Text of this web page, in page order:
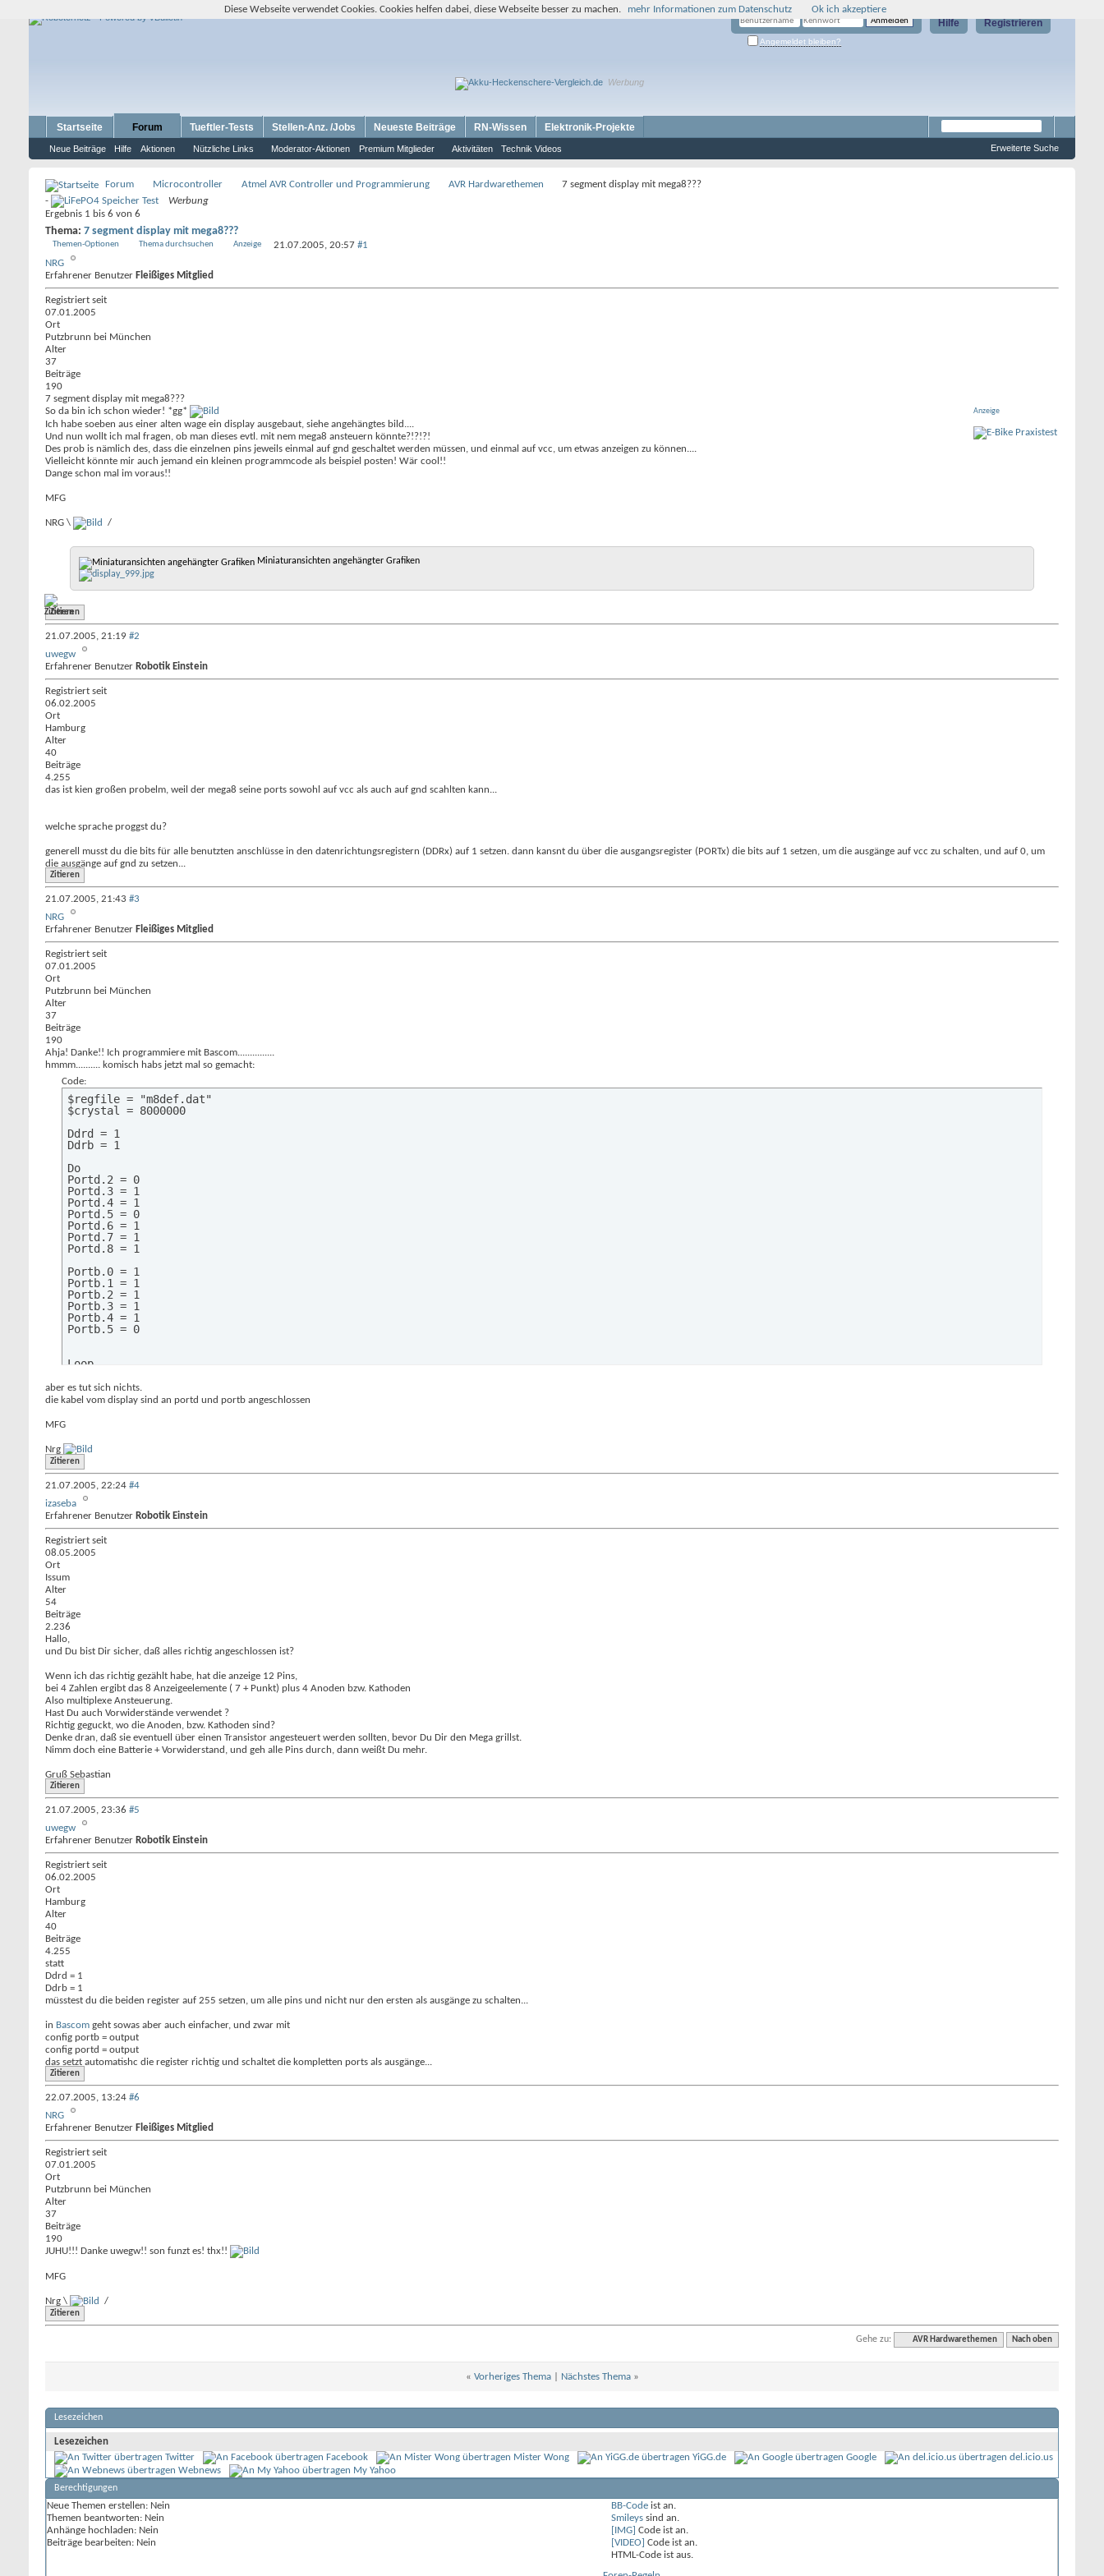
Registrieren
Hilfe
Angemeldet bleiben?
Werbung
Startseite Forum
Neue Beiträge Hilfe Aktionen Nützliche Links Moderator-Aktionen Premium Mitglieder Aktivitäten Technik Videos
Tueftler-Tests Stellen-Anz. /Jobs Neueste Beiträge RN-Wissen Elektronik-Projekte
Erweiterte Suche
Forum Microcontroller Atmel AVR Controller und Programmierung AVR Hardwarethemen
7 segment display mit mega8???
-
Werbung
Ergebnis 1 bis 6 von 6
Thema: 7 segment display mit mega8???
Themen-Optionen Thema durchsuchen Anzeige 21.07.2005, 20:57 #1
NRG
Erfahrener Benutzer Fleißiges Mitglied
Registriert seit
07.01.2005
Ort
Putzbrunn bei München
Alter
37
Beiträge
190
7 segment display mit mega8???
Anzeige
So da bin ich schon wieder! *gg*
Ich habe soeben aus einer alten wage ein display ausgebaut, siehe angehängtes bild....
Und nun wollt ich mal fragen, ob man dieses evtl. mit nem mega8 ansteuern könnte?!?!?!
Des prob is nämlich des, dass die einzelnen pins jeweils einmal auf gnd geschaltet werden müssen, und einmal auf vcc, um etwas anzeigen zu können....
Vielleicht könnte mir auch jemand ein kleinen programmcode als beispiel posten! Wär cool!!
Dange schon mal im voraus!!
MFG
NRG \ /
Miniaturansichten angehängter Grafiken
Zitieren
21.07.2005, 21:19 #2
uwegw
Erfahrener Benutzer Robotik Einstein
Registriert seit
06.02.2005
Ort
Hamburg
Alter
40
Beiträge
4.255
das ist kien großen probelm, weil der mega8 seine ports sowohl auf vcc als auch auf gnd scahlten kann...
welche sprache proggst du?
generell musst du die bits für alle benutzten anschlüsse in den datenrichtungsregistern (DDRx) auf 1 setzen. dann kansnt du über die ausgangsregister (PORTx) die bits auf 1 setzen, um die ausgänge auf vcc zu schalten, und auf 0, um
die ausgänge auf gnd zu setzen...
Zitieren
21.07.2005, 21:43 #3
NRG
Erfahrener Benutzer Fleißiges Mitglied
Registriert seit
07.01.2005
Ort
Putzbrunn bei München
Alter
37
Beiträge
190
Ahja! Danke!! Ich programmiere mit Bascom...............
hmmm.......... komisch habs jetzt mal so gemacht:
Code:
$regfile = "m8def.dat"
$crystal = 8000000
Ddrd = 1
Ddrb = 1
Do
Portd.2 = 0
Portd.3 = 1
Portd.4 = 1
Portd.5 = 0
Portd.6 = 1
Portd.7 = 1
Portd.8 = 1
Portb.0 = 1
Portb.1 = 1
Portb.2 = 1
Portb.3 = 1
Portb.4 = 1
Portb.5 = 0
Loop
aber es tut sich nichts.
die kabel vom display sind an portd und portb angeschlossen
MFG
Nrg
Zitieren
21.07.2005, 22:24 #4
izaseba
Erfahrener Benutzer Robotik Einstein
Registriert seit
08.05.2005
Ort
Issum
Alter
54
Beiträge
2.236
Hallo,
und Du bist Dir sicher, daß alles richtig angeschlossen ist?
Wenn ich das richtig gezählt habe, hat die anzeige 12 Pins,
bei 4 Zahlen ergibt das 8 Anzeigeelemente ( 7 + Punkt) plus 4 Anoden bzw. Kathoden
Also multiplexe Ansteuerung.
Hast Du auch Vorwiderstände verwendet ?
Richtig geguckt, wo die Anoden, bzw. Kathoden sind?
Denke dran, daß sie eventuell über einen Transistor angesteuert werden sollten, bevor Du Dir den Mega grillst.
Nimm doch eine Batterie + Vorwiderstand, und geh alle Pins durch, dann weißt Du mehr.
Gruß Sebastian
Zitieren
21.07.2005, 23:36 #5
uwegw
Erfahrener Benutzer Robotik Einstein
Registriert seit
06.02.2005
Ort
Hamburg
Alter
40
Beiträge
4.255
statt
Ddrd = 1
Ddrb = 1
müsstest du die beiden register auf 255 setzen, um alle pins und nicht nur den ersten als ausgänge zu schalten...
in Bascom geht sowas aber auch einfacher, und zwar mit
config portb = output
config portd = output
das setzt automatishc die register richtig und schaltet die kompletten ports als ausgänge...
Zitieren
22.07.2005, 13:24 #6
NRG
Erfahrener Benutzer Fleißiges Mitglied
Registriert seit
07.01.2005
Ort
Putzbrunn bei München
Alter
37
Beiträge
190
JUHU!!! Danke uwegw!! son funzt es! thx!!
MFG
Nrg \ /
Zitieren
Gehe zu: AVR Hardwarethemen Nach oben
« Vorheriges Thema| Nächstes Thema »
Lesezeichen
Lesezeichen
Twitter
Facebook Mister Wong YiGG.de Google
del.icio.us
Webnews
My Yahoo
Berechtigungen
Neue Themen erstellen: Nein
Themen beantworten: Nein
Anhänge hochladen: Nein
Beiträge bearbeiten: Nein
BB-Codeist an.
Smileyssind an.
[IMG] Code ist an.
[VIDEO] Code ist an.
HTML-Code ist aus.
Diese Webseite verwendet Cookies. Cookies helfen dabei, diese Webseite besser zu machen. mehr Informationen zum Datenschutz Ok ich akzeptiere